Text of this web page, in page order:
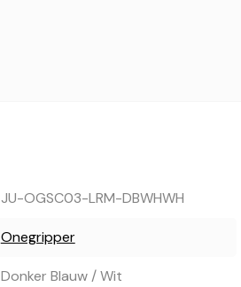
JU-OGSC03-LRM-DBWHWH
Onegripper
Donker Blauw / Wit